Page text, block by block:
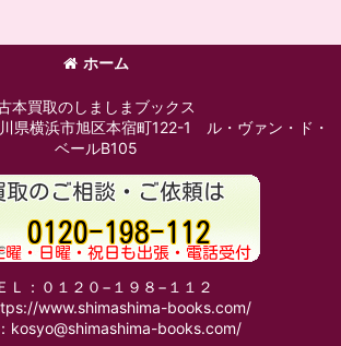
ホーム
本買取のしましまブックス
横浜市旭区本宿町122-1 ル・ヴァン・ド・
ベールB105
Ｌ：０１２０−１９８−１１２
www.shimashima-books.com/
kosyo@shimashima-books.com/